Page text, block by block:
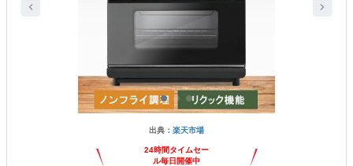
出典： 楽天市場
24時間タイムセー
ル毎日開催中